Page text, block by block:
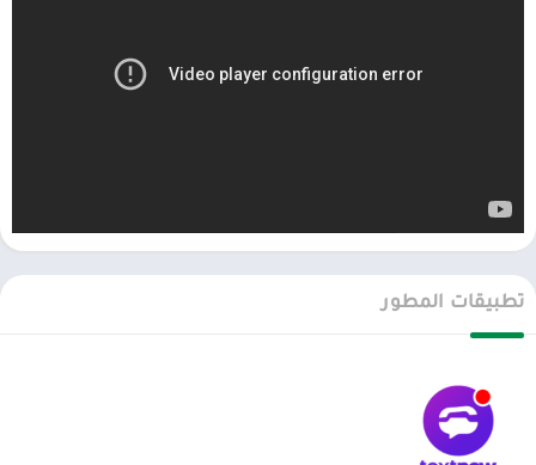
2ndLine مجاني ، جميع ميزاته مجانية تمامًا ولا نهاية لها ليستخدمها
تلقي المكالمات الواردة من خلال رقم هاتفهم الأصلي. يحتوي التطبيق على
خيارات متنوعة للمستخدمين لتزوير أرقام الهواتف ، مثل الأرقام وحتى رموز
المنطقة.
الاتصال ، ولكنه يدعم أيضًا المستخدمين بأداة مراسلة مثالية. تتيح ميزة
المراسلة للمستخدمين إرفاق ملفات أو مكالمات صوتية أو أشياء
تطبيقات المطور